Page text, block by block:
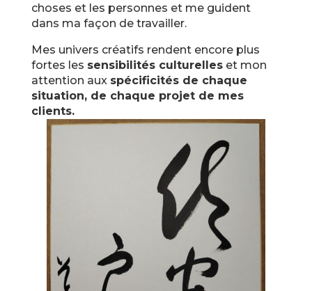
choses et les personnes et me guident
dans ma façon de travailler.
Mes univers créatifs rendent encore plus
fortes les sensibilités culturelleset mon
attention aux spécificités de chaque
situation, de chaque projet de mes
clients.